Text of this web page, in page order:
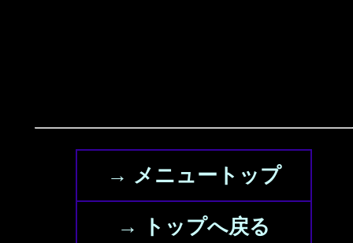
→ メニュートップ
→ トップへ戻る